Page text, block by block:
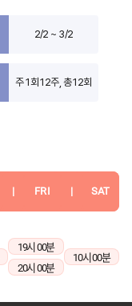
2/2 ~ 3/2
주 1회 12주, 총 12회
| FRI | SAT
19시 00분
20시 00분
10시 00분